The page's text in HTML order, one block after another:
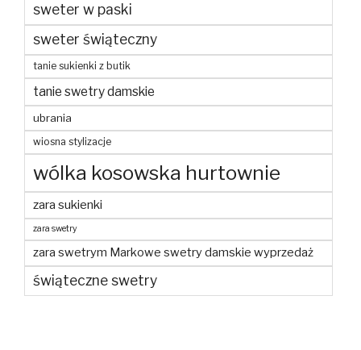
sweter w paski
sweter świąteczny
tanie sukienki z butik
tanie swetry damskie
ubrania
wiosna stylizacje
wólka kosowska hurtownie
zara sukienki
zara swetry
zara swetrym Markowe swetry damskie wyprzedaż
świąteczne swetry